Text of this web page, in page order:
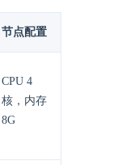
节点配置
CPU 4
核，内存
8G